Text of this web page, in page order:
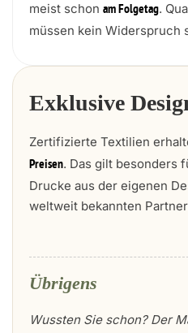
meist schon am Folgetag.
müssen kein Widerspruch
Exklusive
Zertifizierte Textilien
Preisen. Das gilt besonders
Drucke aus der eigenen
weltweit bekannten
Übrigens
Wussten Sie schon? Der